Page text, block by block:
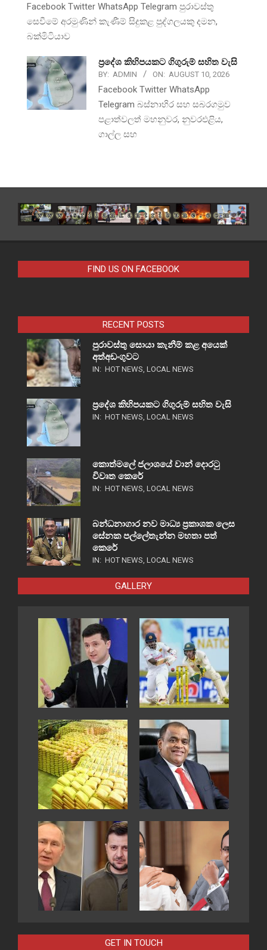
Facebook Twitter WhatsApp Telegram පුරාවස්තු
සෙවීමේ අරමුණින් කැණීම් සිදුකළ පුද්ගලයකු දමන,
බක්මිටියාව
ප්‍රදේශ කිහිපයකට ගිගුරුම් සහිත වැසි
BY: ADMIN ON: AUGUST 10, 2026
Facebook Twitter WhatsApp
Telegram බස්නාහිර සහ සබරගමුව
පළාත්වලත් මහනුවර, නුවරඑළිය,
ගාල්ල සහ
FIND US ON FACEBOOK
RECENT POSTS
පුරාවස්තු සොයා කැනීම් කළ අයෙක්
අත්අඩංගුවට
IN: HOT NEWS, LOCAL NEWS
ප්‍රදේශ කිහිපයකට ගිගුරුම් සහිත වැසි
IN: HOT NEWS, LOCAL NEWS
කොත්මලේ ජලාශයේ වාන් දොරටු
විවෘත කෙරේ
IN: HOT NEWS, LOCAL NEWS
බන්ධනාගාර නව මාධ්‍ය ප්‍රකාශක ලෙස
සේනක පල්ලේතැන්න මහතා පත්
කෙරේ
IN: HOT NEWS, LOCAL NEWS
GALLERY
GET IN TOUCH